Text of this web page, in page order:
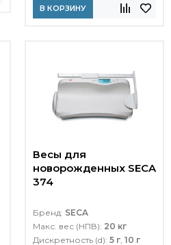
В КОРЗИНУ
Весы для
новорожденных SECA
374
Бренд: SECA
Макс. вес (НПВ): 20 кг
Дискретность (d): 5 г, 10 г